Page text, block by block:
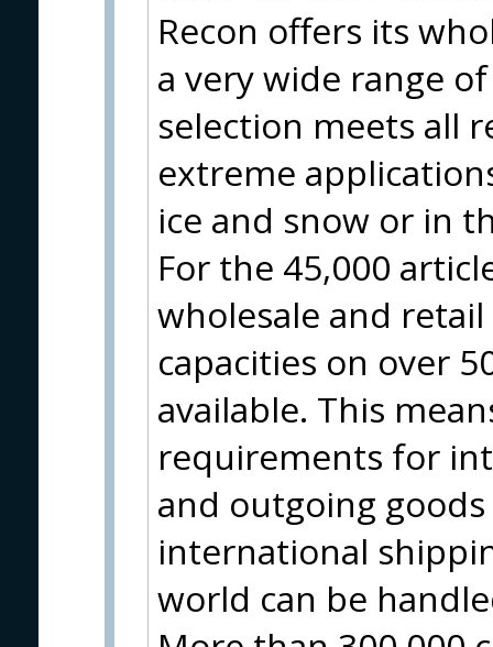
Recon offers its
a very wide range
selection meets all
extreme
ice and snow or in
For the 45,000
wholesale and
capacities on over
available. This
requirements for
and outgoing
international
world can be